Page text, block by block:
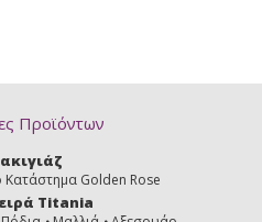
Προϊόντων
Κατάστημα Golden Rose
Titania